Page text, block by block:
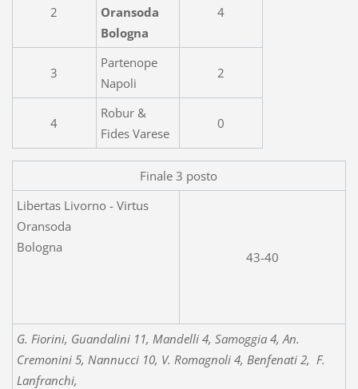
2
Oransoda
Bologna
4
3
Partenope
Napoli
2
4
Robur &
Fides Varese
0
Finale 3 posto
Libertas Livorno - Virtus
Oransoda
Bologna
43-40
G. Fiorini, Guandalini 11, Mandelli 4, Samoggia 4, An.
Cremonini 5, Nannucci 10, V. Romagnoli 4, Benfenati 2, F.
Lanfranchi,